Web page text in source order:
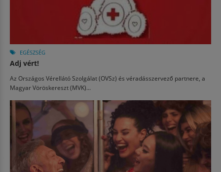
EGÉSZSÉG
Adj vért!
Az Országos Vérellátó Szolgálat (OVSz) és véradásszervező partnere, a
Magyar Vöröskereszt (MVK)...